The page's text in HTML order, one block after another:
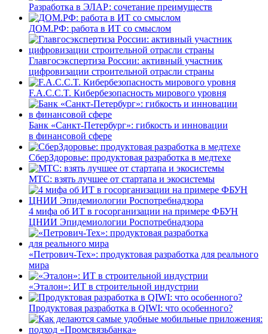
Разработка в ЭЛАР: сочетание преимуществ
ДОМ.РФ: работа в ИТ со смыслом
Главгосэкспертиза России: активный участник
цифровизации строительной отрасли страны
F.A.C.C.T. Кибербезопасность мирового уровня
Банк «Санкт-Петербург»: гибкость и инновации
в финансовой сфере
СберЗдоровье: продуктовая разработка в медтехе
МТС: взять лучшее от стартапа и экосистемы
4 мифа об ИТ в госорганизации на примере ФБУН
ЦНИИ Эпидемиологии Роспотребнадзора
«Петрович-Тех»: продуктовая разработка для реального
мира
«Эталон»: ИТ в строительной индустрии
Продуктовая разработка в QIWI: что особенного?